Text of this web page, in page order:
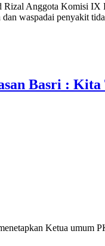
Anggota Komisi IX
dan waspadai penyakit
Basri :
Ketua umum